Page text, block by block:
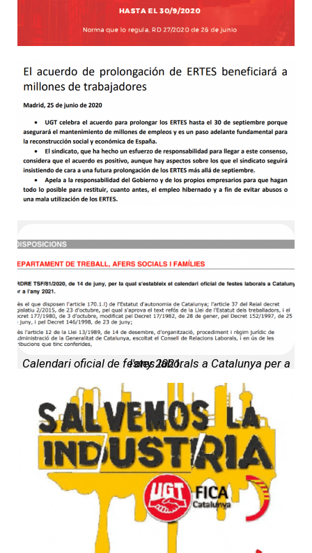
Calendari oficial de festes laborals a Catalunya per a l'any 2021.